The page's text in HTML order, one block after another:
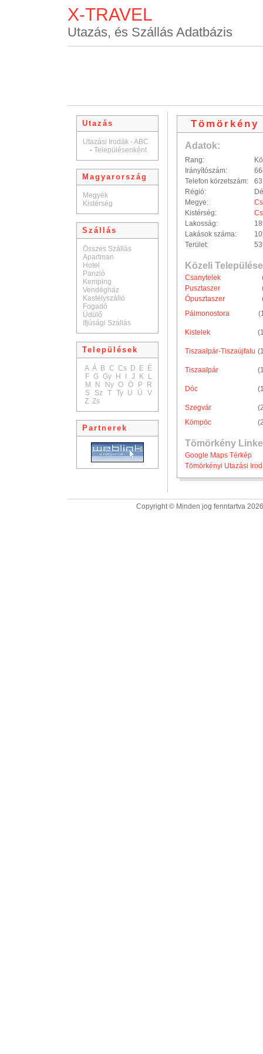
X-TRAVEL
Utazás, és Szállás Adatbázis
Utazás
Utazási Irodák - ABC
- Településenként
Magyarország
Megyék
Kistérség
Szállás
Összes Szállás
Apartman
Hotel
Panzió
Kemping
Vendégház
Kastélyszálló
Fogadó
Üdülő
Ifjúsági Szállás
Települések
A Á B C Cs D E É
F G Gy H J K
L
M
N Ny O Ö P
R
S
Sz T Ty U Ü
V
Z Zs
Partnerek
Tömörkény
Adatok:
Rang:
Irányítószám:
Telefon körzetszám:
63
Régió:
Megye:
Kistérség:
Lakosság:
Lakások száma:
Terület:
Közeli
Csanytelek
Pusztaszer
Ópusztaszer
Pálmonostora
Kistelek
Tiszaalpár-Tiszaújfalu
Tiszaalpár
Dóc
Szegvár
Kömpöc
Tömörkény
Google Maps Térkép
Tömörkényi Utazási
Copyright © Minden jog fenntartva